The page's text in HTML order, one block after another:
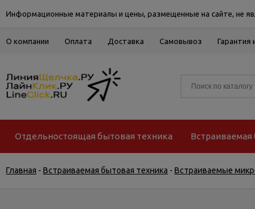
Информационные материалы и цены, размещенные на сайте, не
О компании Оплата Доставка Самовывоз Гарантия
Отдельностоящая бытовая техника
Главная - Встраиваемая бытовая техника - Встраиваемые